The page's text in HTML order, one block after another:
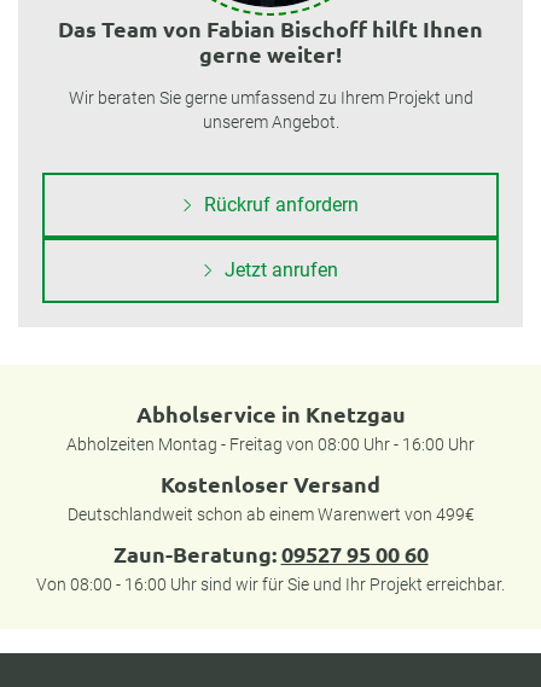
Das Team von Fabian Bischoff hilft Ihnen
gerne weiter!
Wir beraten Sie gerne umfassend zu Ihrem Projekt und
unserem Angebot.
Rückruf anfordern
Jetzt anrufen
Abholservice in Knetzgau
Abholzeiten Montag - Freitag von 08:00 Uhr - 16:00 Uhr
Kostenloser Versand
Deutschlandweit schon ab einem Warenwert von 499€
Zaun-Beratung:09527 95 00 60
Von 08:00 - 16:00 Uhr sind wir für Sie und Ihr Projekt erreichbar.